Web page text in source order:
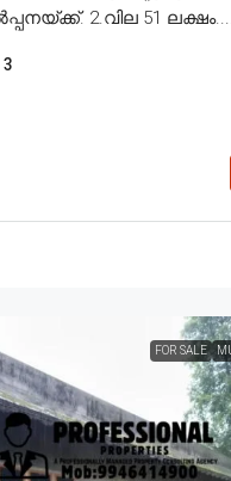
2.വില 51
3
FOR SALE